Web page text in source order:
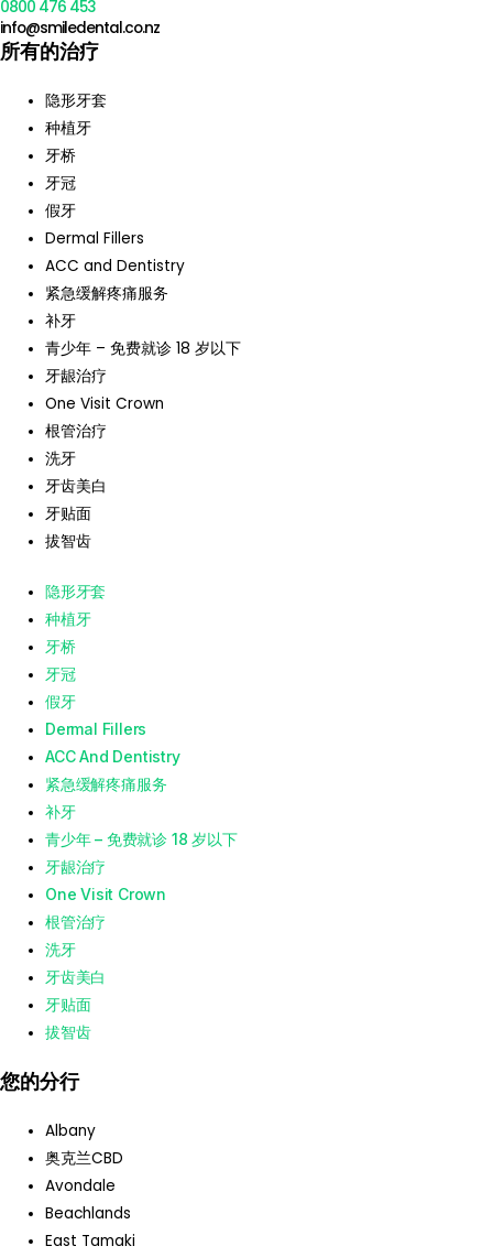
0800 476 453
info@smiledental.co.nz
所有的治疗
隐形牙套
种植牙
牙桥
牙冠
假牙
Dermal Fillers
ACC and Dentistry
紧急缓解疼痛服务
补牙
青少年 – 免费就诊 18 岁以下
牙龈治疗
One Visit Crown
根管治疗
洗牙
牙齿美白
牙贴面
拔智齿
隐形牙套
种植牙
牙桥
牙冠
假牙
Dermal Fillers
ACC And Dentistry
紧急缓解疼痛服务
补牙
青少年 – 免费就诊 18 岁以下
牙龈治疗
One Visit Crown
根管治疗
洗牙
牙齿美白
牙贴面
拔智齿
您的分行
Albany
奥克兰CBD
Avondale
Beachlands
East Tamaki